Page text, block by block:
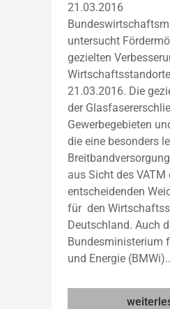
21.03.2016
untersucht
gezielten
21.03.2016. Die
der
Gewerbegebieten
die eine besonders
aus Sicht des VATM
entscheidenden
für den
Deutschland. Auch
Bundesministerium
und Energie